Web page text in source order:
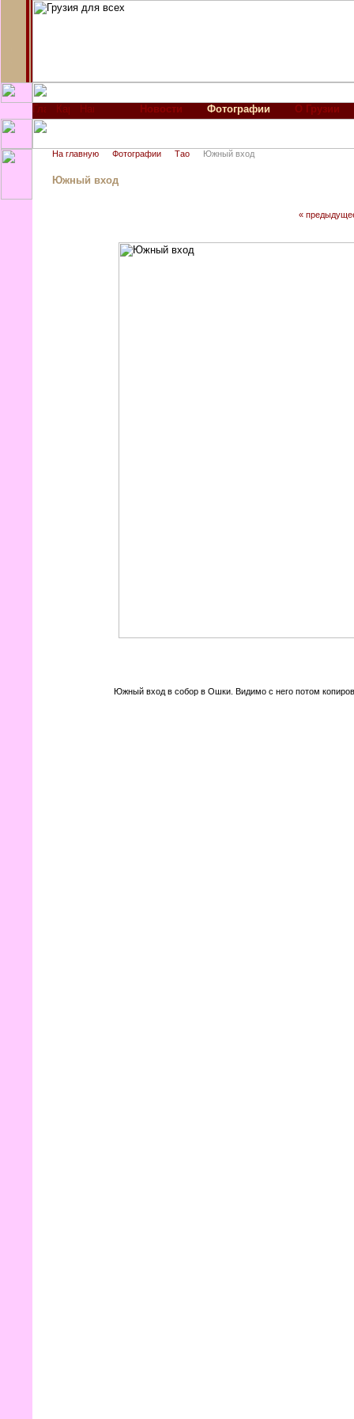
Новости Фотографии О Грузии
На главную Фотографии Тао Южный вход
Южный вход
«
Южный вход в собор в Ошки. Видимо с него потом